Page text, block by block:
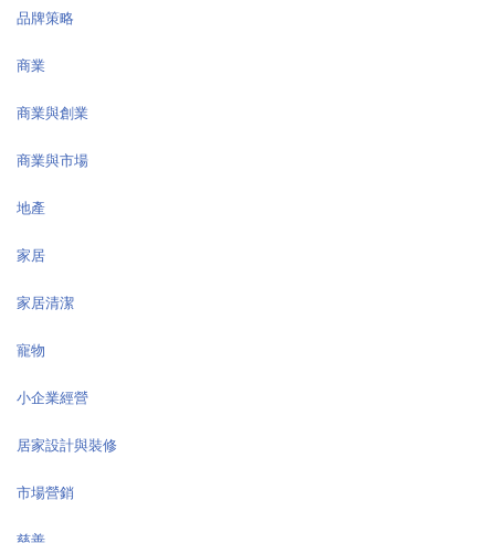
品牌策略
商業
商業與創業
商業與市場
地產
家居
家居清潔
寵物
小企業經營
居家設計與裝修
市場營銷